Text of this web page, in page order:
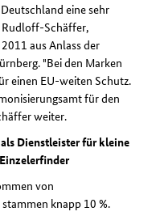
eine sehr
Rudloff-Schäffer,
aus Anlass der
"Bei den Marken
einen EU-weiten Schutz.
für den
weiter.
Dienstleister für kleine
von
knapp 10 %.